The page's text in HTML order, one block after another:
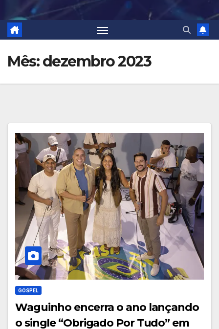
Mês:dezembro 2023
GOSPEL
Waguinho encerra o ano lançando
o single “Obrigado Por Tudo” em